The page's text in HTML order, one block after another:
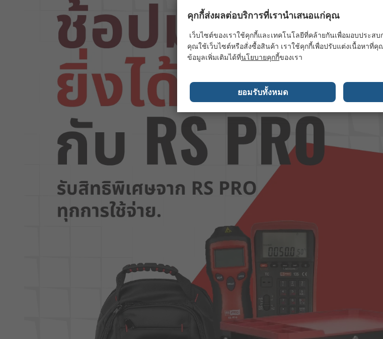
คุกกี้ส่งผลต่อบริการที่เรานำเสนอแก่คุณ
เว็บไซต์ของเราใช้คุกกี้และเทคโนโลยีที่คล้ายกันเพื่อมอบประส
คุณใช้เว็บไซต์หรือสั่งซื้อสินค้า เราใช้คุกกี้เพื่อปรับแต่งเนื้อหา
ข้อมูลเพิ่มเติมได้ที่นโยบายคุกกี้ของเรา
ยอมรับทั้งหมด